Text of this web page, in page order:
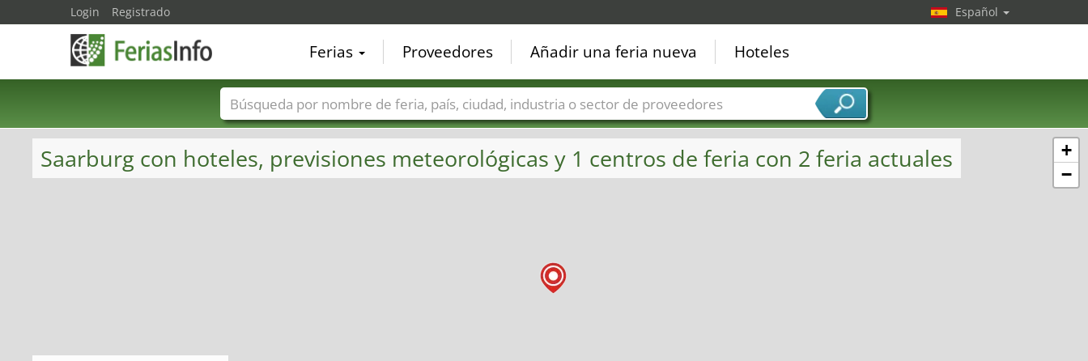
+
−
Saarburg con hoteles, previsiones meteorológicas y 1 centros de feria con 2 feria actuales
Login Registrado Español
Ferias Proveedores Añadir una feria nueva Hoteles
Nombres de ferias Países Ciudades Sectores de ferias Sectores de proveedor de servicios